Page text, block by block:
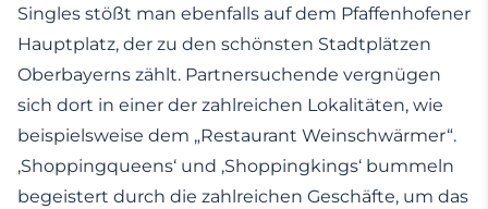
Singles stößt man ebenfalls auf dem Pfaffenhofener
Hauptplatz, der zu den schönsten Stadtplätzen
Oberbayerns zählt. Partnersuchende vergnügen
sich dort in einer der zahlreichen Lokalitäten, wie
beispielsweise dem „Restaurant Weinschwärmer“.
‚Shoppingqueens‘ und ‚Shoppingkings‘ bummeln
begeistert durch die zahlreichen Geschäfte, um das